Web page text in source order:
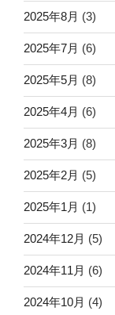
2025年8月 (3)
2025年7月 (6)
2025年5月 (8)
2025年4月 (6)
2025年3月 (8)
2025年2月 (5)
2025年1月 (1)
2024年12月 (5)
2024年11月 (6)
2024年10月 (4)